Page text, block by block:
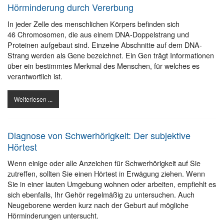
Hörminderung durch Vererbung
In jeder Zelle des menschlichen Körpers befinden sich
46 Chromosomen, die aus einem DNA-Doppelstrang und
Proteinen aufgebaut sind. Einzelne Abschnitte auf dem DNA-
Strang werden als Gene bezeichnet. Ein Gen trägt Informationen
über ein bestimmtes Merkmal des Menschen, für welches es
verantwortlich ist.
Weiterlesen ...
Diagnose von Schwerhörigkeit: Der subjektive
Hörtest
Wenn einige oder alle Anzeichen für Schwerhörigkeit auf Sie
zutreffen, sollten Sie einen Hörtest in Erwägung ziehen. Wenn
Sie in einer lauten Umgebung wohnen oder arbeiten, empfiehlt es
sich ebenfalls, Ihr Gehör regelmäßig zu untersuchen. Auch
Neugeborene werden kurz nach der Geburt auf mögliche
Hörminderungen untersucht.